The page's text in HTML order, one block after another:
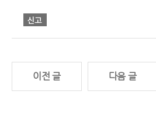
이전 글 다음 글